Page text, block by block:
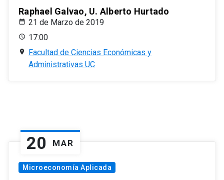
Raphael Galvao, U. Alberto Hurtado
21 de Marzo de 2019
17:00
Facultad de Ciencias Económicas y
Administrativas UC
20 MAR
Microeconomía Aplicada